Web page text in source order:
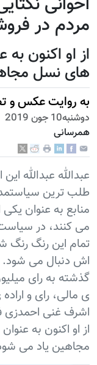
مردم در
از او اکنون
های نسل
به روایت عکس و
دوشنبه10 جون 2019
همرسانی
عبدالله عبدالله
طلب ترین
منابع به عنوان
می کنند، در
تمام این رنگ
اش دنبال می شود.
گذشته به رای
ی مالی، رای و
اشرف غنی احمدزی
از او اکنون به
مجاهین یاد می